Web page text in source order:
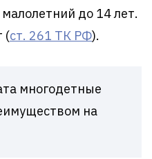
до 14 лет.
(ст. 261 ТК РФ).
многодетные
на